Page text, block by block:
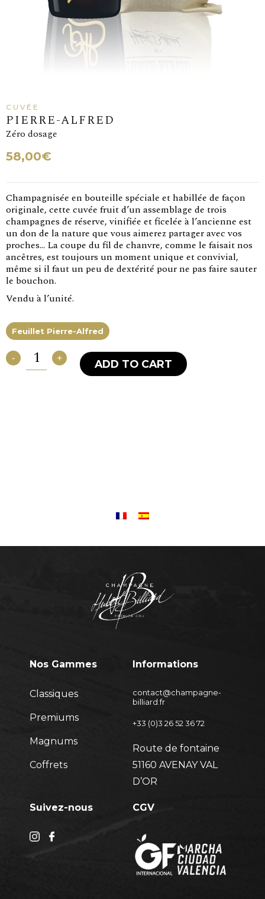
58,00€
PIERRE-ALFRED
Zéro dosage
Champagnisée en bouteille spéciale et habillée de façon
originale, cette cuvée fruit d’un assemblage de trois
champagnes de réserve, vinifiée et ficelée à l’ancienne est
un don de la nature que vous aimerez partager avec vos
proches… La coupe du fil de chanvre, comme le faisait nos
ancêtres, est toujours un moment unique et convivial,
même si il faut un peu de dextérité pour ne pas faire sauter
le bouchon.
Vendu à l’unité.
Feuillet Pierre-Alfred
-
Pierre-
Alfred
quantity
+ ADD TO CART
Nos Gammes
Classiques
Premiums
Magnums
Coffrets
Informations
contact@champagne-
billiard.fr
+33 (0)3 26 52 36 72
Route de fontaine
51160 AVENAY VAL
D’OR
Suivez-nous CGV